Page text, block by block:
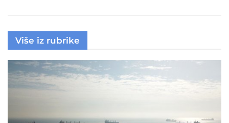
Više iz rubrike